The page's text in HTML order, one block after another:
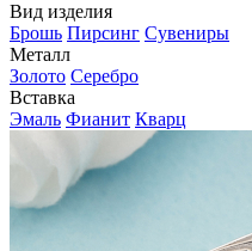
Вид изделия
Брошь Пирсинг Сувениры
Металл
Золото Серебро
Вставка
Эмаль Фианит Кварц